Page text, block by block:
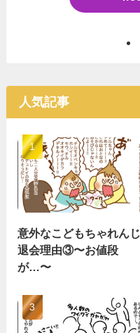
人気記事
意外なこどもちゃれんじ
退会理由③〜お値段
が…〜